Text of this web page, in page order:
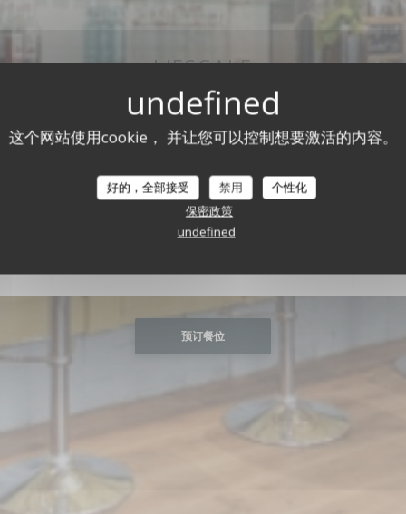
这个网站使用cookie， 并让您可以控制想要激活的内容。
好的，全部接受 禁用
个性化
保密政策
undefined
L'ESCALE
营业时间
预订餐位